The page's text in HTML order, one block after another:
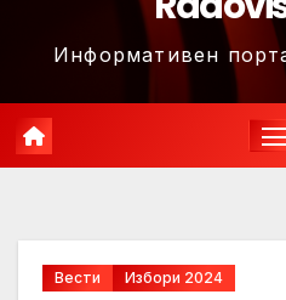
Информативен
Вести Избори 2024